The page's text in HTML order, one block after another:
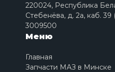
220024, Республика
Стебенёва, д. 2a, каб.
3009500
Меню
Главная
Запчасти МАЗ в Минске